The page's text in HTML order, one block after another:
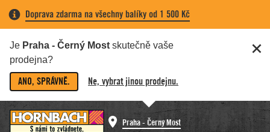
Doprava zdarma na všechny balíky od 1 500 Kč
Je Praha - Černý Most skutečně vaše
prodejna?
ANO, SPRÁVNĚ. Ne, vybrat jinou prodejnu.
Praha - Černý Most